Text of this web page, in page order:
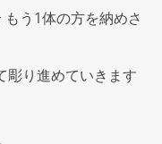
う1体の方を納めさ
彫り進めていきます